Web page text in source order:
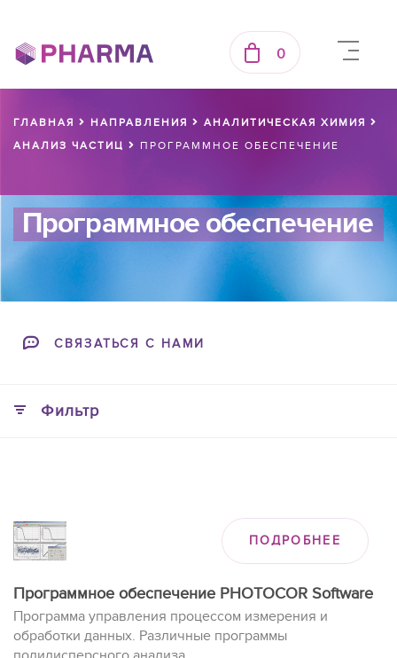
0
ГЛАВНАЯ НАПРАВЛЕНИЯ
АНАЛИТИЧЕСКАЯ ХИМИЯ
АНАЛИЗ ЧАСТИЦ
ПРОГРАММНОЕ ОБЕСПЕЧЕНИЕ
Программное обеспечение
СВЯЗАТЬСЯ С НАМИ
Фильтр
ПОДРОБНЕЕ
Программное обеспечение PHOTOCOR Software
Программа управления процессом измерения и
обработки данных. Различные программы